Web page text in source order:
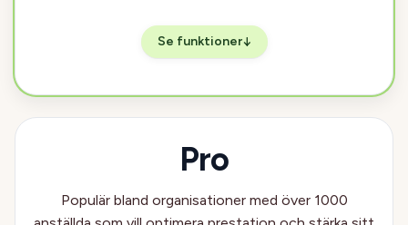
Se funktioner↓
Pro
Populär bland organisationer med över 1000